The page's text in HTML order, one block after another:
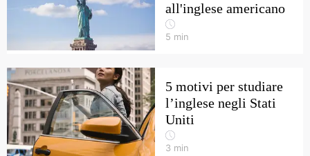
all'inglese americano
5 min
5 motivi per studiare
l’inglese negli Stati
Uniti
3 min